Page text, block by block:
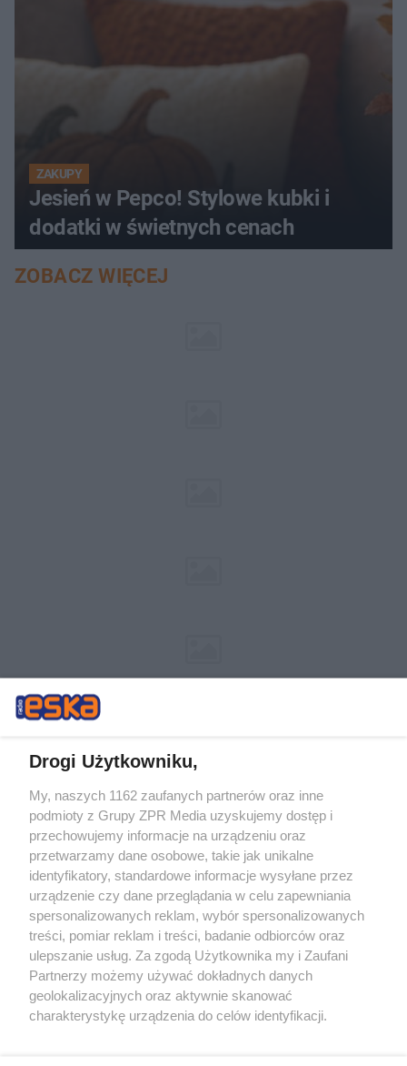
ZAKUPY
Jesień w Pepco! Stylowe kubki i
dodatki w świetnych cenach
ZOBACZ WIĘCEJ
Żaden utwór zamieszczony w serwisie nie może być powielany i
rozpowszechniany lub dalej rozpowszechniany w jakikolwiek sposób (w
tym także elektroniczny lub mechaniczny) na jakimkolwiek polu
eksploatacji w jakiejkolwiek formie, włącznie z umieszczaniem w
Internecie bez pisemnej zgody właściciela praw. Jakiekolwiek użycie lub
wykorzystanie utworów w całości lub w części z naruszeniem prawa,
tzn. bez właściwej zgody, jest zabronione pod groźbą kary i może być
ścigane prawnie.
Drogi Użytkowniku,
My, naszych 1162 zaufanych partnerów oraz inne
podmioty z Grupy ZPR Media uzyskujemy dostęp i
przechowujemy informacje na urządzeniu oraz
przetwarzamy dane osobowe, takie jak unikalne
identyfikatory, standardowe informacje wysyłane przez
urządzenie czy dane przeglądania w celu zapewniania
spersonalizowanych reklam, wybór spersonalizowanych
treści, pomiar reklam i treści, badanie odbiorców oraz
ulepszanie usług. Za zgodą Użytkownika my i Zaufani
Partnerzy możemy używać dokładnych danych
geolokalizacyjnych oraz aktywnie skanować
charakterystykę urządzenia do celów identyfikacji.